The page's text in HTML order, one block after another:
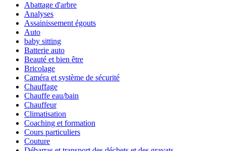
Abattage d'arbre
Analyses
Assainissement égouts
Auto
baby sitting
Batterie auto
Beauté et bien être
Bricolage
Caméra et système de sécurité
Chauffage
Chauffe eau/bain
Chauffeur
Climatisation
Coaching et formation
Cours particuliers
Couture